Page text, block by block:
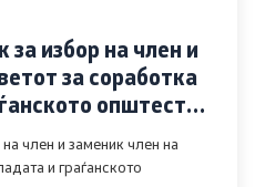
на граѓанските
за избор на член и
за соработка
општество
член и заменик член на
и граѓанското